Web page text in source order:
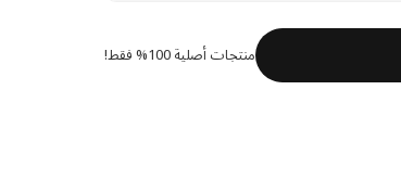
منتجات أصلية 100% فقط!